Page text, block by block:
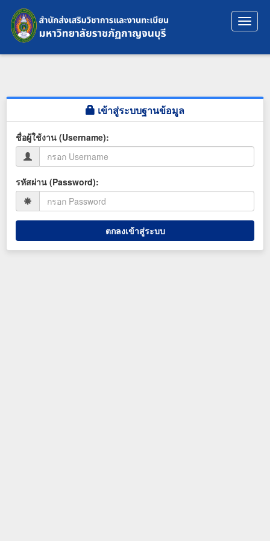
Toggle
เข้าสู่ระบบฐานข้อมูล
ชื่อผู้ใช้งาน (Username):
รหัสผ่าน (Password):
ตกลงเข้าสู่ระบบ